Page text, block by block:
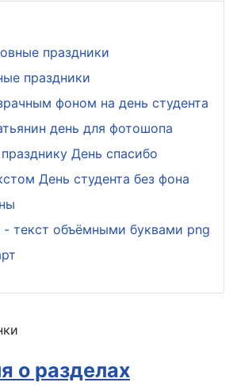
праздники
праздники
фоном на день студента
день для фотошопа
День спасибо
День студента без фона
- текст объёмными буквами png
о разделах